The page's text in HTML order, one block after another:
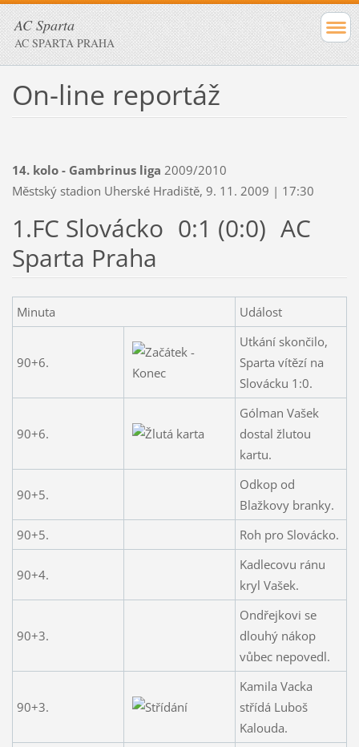
AC Sparta
AC SPARTA PRAHA
On-line reportáž
14. kolo - Gambrinus liga 2009/2010
Městský stadion Uherské Hradiště, 9. 11. 2009 | 17:30
1.FC Slovácko 0:1 (0:0) AC
Sparta Praha
Minuta Událost
90+6.
Utkání skončilo,
Sparta vítězí na
Slovácku 1:0.
90+6.
Gólman Vašek
dostal žlutou
kartu.
90+5.
Odkop od
Blažkovy branky.
90+5.
Roh pro Slovácko.
90+4.
Kadlecovu ránu
kryl Vašek.
90+3.
Ondřejkovi se
dlouhý nákop
vůbec nepovedl.
90+3.
Kamila Vacka
střídá Luboš
Kalouda.